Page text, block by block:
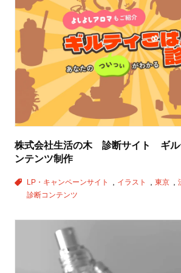
株式会社生活の木 診断サイト ギル
ンテンツ制作
LP・キャンペーンサイト イラスト 東京
診断コンテンツ